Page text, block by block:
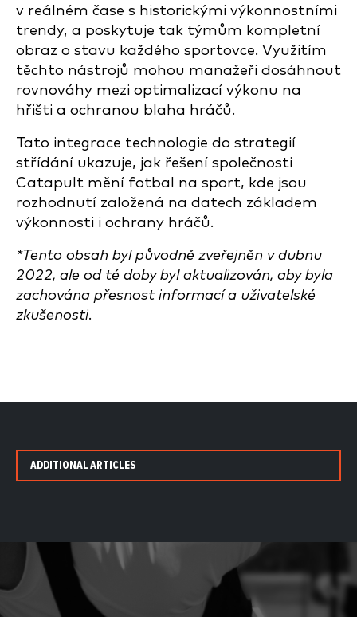
v reálném čase s historickými výkonnostními
trendy, a poskytuje tak týmům kompletní
obraz o stavu každého sportovce. Využitím
těchto nástrojů mohou manažeři dosáhnout
rovnováhy mezi optimalizací výkonu na
hřišti a ochranou blaha hráčů.
Tato integrace technologie do strategií
střídání ukazuje, jak řešení společnosti
Catapult mění fotbal na sport, kde jsou
rozhodnutí založená na datech základem
výkonnosti i ochrany hráčů.
*Tento obsah byl původně zveřejněn v dubnu
2022, ale od té doby byl aktualizován, aby byla
zachována přesnost informací a uživatelské
zkušenosti.
ADDITIONAL ARTICLES